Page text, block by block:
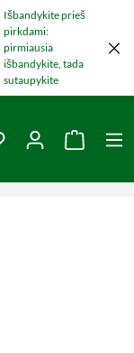
Išbandykite prieš
pirkdami:
pirmiausia
išbandykite, tada
sutaupykite
You have 0 wishlist